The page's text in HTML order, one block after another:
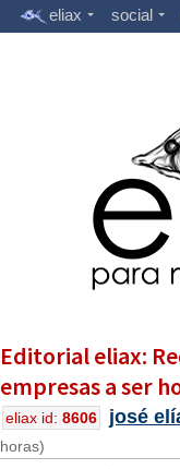
eliax social
Editorial eliax:
empresas a ser
eliax id: 8606 josé
horas)